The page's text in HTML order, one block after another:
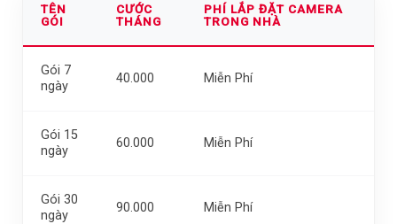
TÊN
GÓI
CƯỚC
THÁNG
PHÍ LẮP ĐẶT CAMERA
TRONG NHÀ
Gói 7
ngày
40.000 Miễn Phí
Gói 15
ngày
60.000 Miễn Phí
Gói 30
ngày
90.000 Miễn Phí